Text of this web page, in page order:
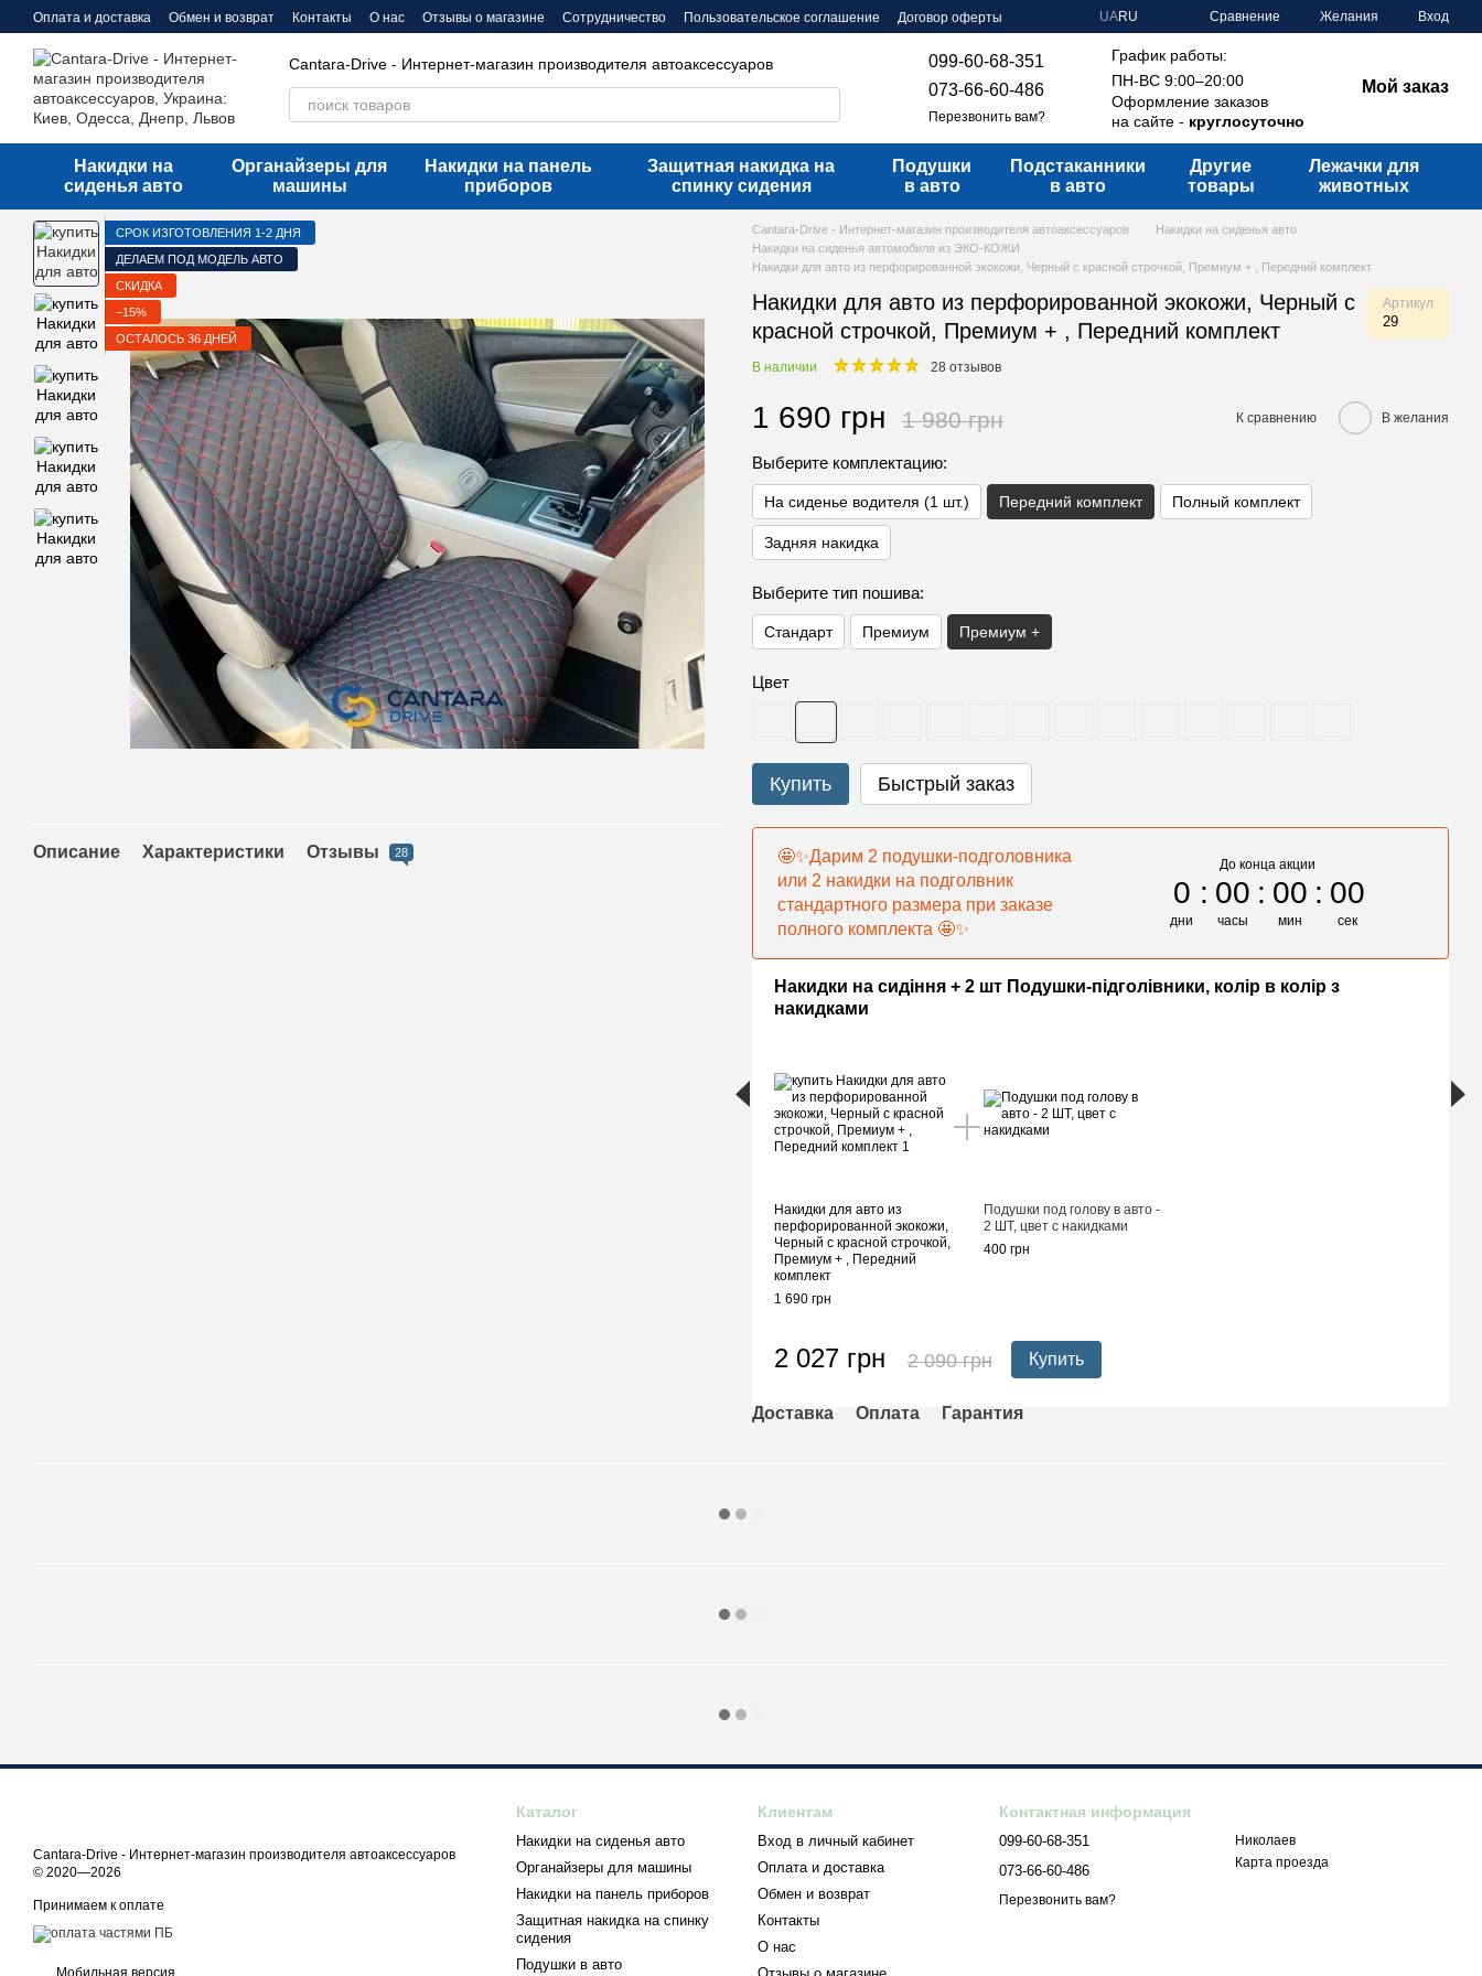
Перейти к основному контенту
Оплата и доставка Обмен и возврат Контакты О нас Отзывы о магазине Сотрудничество Пользовательское соглашение Договор оферты UARU Сравнение Желания Вход
Cantara-Drive - Интернет-магазин производителя автоаксессуаров
099-60-68-351
073-66-60-486
Перезвонить вам?
График работы:
ПН-ВС 9:00–20:00
Оформление заказов
на сайте - круглосуточно
Мой заказ
Накидки на
сиденья авто
Органайзеры для
машины
Накидки на панель
приборов
Защитная накидка на
спинку сидения
Подушки
в авто
Подстаканники
в авто
Другие
товары
Лежачки для
животных
СРОК ИЗГОТОВЛЕНИЯ 1-2 ДНЯ
ДЕЛАЕМ ПОД МОДЕЛЬ АВТО
СКИДКА
−15%
ОСТАЛОСЬ 36 ДНЕЙ
Описание Характеристики Отзывы 28
Cantara-Drive - Интернет-магазин производителя автоаксессуаров
Накидки на сиденья авто
Накидки на сиденья автомобиля из ЭКО-КОЖИ
Накидки для авто из перфорированной экокожи, Черный с красной строчкой, Премиум + , Передний комплект
Накидки для авто из перфорированной экокожи, Черный с
красной строчкой, Премиум + , Передний комплект
Артикул
29
В наличии 28 отзывов
1 690 грн 1 980 грн К сравнению В желания
Выберите комплектацию:
На сиденье водителя (1 шт.) Передний комплект Полный комплект
Задняя накидка
Выберите тип пошива:
Стандарт Премиум Премиум +
Цвет
Купить Быстрый заказ
🤩✨Дарим 2 подушки-подголовника
или 2 накидки на подголвник
стандартного размера при заказе
полного комплекта 🤩✨
До конца акции
0
дни
00
часы
00
мин
00
сек
Накидки на сидіння + 2 шт Подушки-підголівники, колір в колір з
накидками
Накидки для авто из
перфорированной экокожи,
Черный с красной строчкой,
Премиум + , Передний
комплект
1 690 грн
Подушки под голову в авто -
2 ШТ, цвет с накидками
400 грн
2 027 грн 2 090 грн Купить
Доставка Оплата Гарантия
Cantara-Drive - Интернет-магазин производителя автоаксессуаров
© 2020—2026
Принимаем к оплате
Мобильная версия
Каталог
Накидки на сиденья авто
Органайзеры для машины
Накидки на панель приборов
Защитная накидка на спинку
сидения
Подушки в авто
Клиентам
Вход в личный кабинет
Оплата и доставка
Обмен и возврат
Контакты
О нас
Контактная информация
099-60-68-351
073-66-60-486
Перезвонить вам?
Николаев
Карта проезда